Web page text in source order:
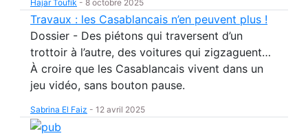
Hajar Toufik - 8 octobre 2025
Travaux : les Casablancais n’en peuvent plus !
Dossier - Des piétons qui traversent d’un
trottoir à l’autre, des voitures qui zigzaguent…
À croire que les Casablancais vivent dans un
jeu vidéo, sans bouton pause.
Sabrina El Faiz - 12 avril 2025